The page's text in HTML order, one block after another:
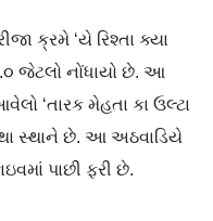
ક્રમે ‘યે રિશ્તા ક્યા
જેટલો નોંધાયો છે. આ
‘તારક મેહતા કા ઉલ્ટા
સ્થાને છે. આ અઠવાડિયે
પાછી ફરી છે.